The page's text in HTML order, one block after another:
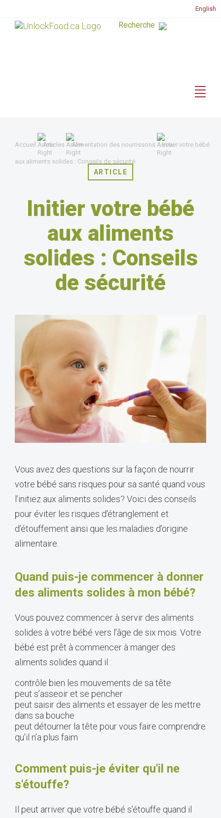
English
Accueil Articles Alimentation des nourrissons Initier votre bébé
aux aliments solides : Conseils de sécurité
ARTICLE
Initier votre bébé
aux aliments
solides : Conseils
de sécurité
Vous avez des questions sur la façon de nourrir
votre bébé sans risques pour sa santé quand vous
l’initiez aux aliments solides? Voici des conseils
pour éviter les risques d’étranglement et
d’étouffement ainsi que les maladies d’origine
alimentaire.
Quand puis-je commencer à donner
des aliments solides à mon bébé?
Vous pouvez commencer à servir des aliments
solides à votre bébé vers l'âge de six mois. Votre
bébé est prêt à commencer à manger des
aliments solides quand il :
contrôle bien les mouvements de sa tête
peut s’asseoir et se pencher
peut saisir des aliments et essayer de les mettre
dans sa bouche
peut détourner la tête pour vous faire comprendre
qu’il n’a plus faim
Comment puis-je éviter qu'il ne
s'étouffe?
Il peut arriver que votre bébé s’étouffe quand il